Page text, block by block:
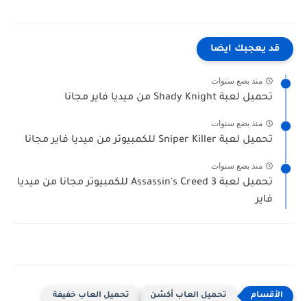
قد يعجبك ايضا
منذ بضع سنوات
تحميل لعبة Shady Knight من ميديا فاير مجانا
منذ بضع سنوات
تحميل لعبة Sniper Killer للكمبيوتر من ميديا فاير مجانا
منذ بضع سنوات
تحميل لعبة Assassin's Creed 3 للكمبيوتر مجانا من ميديا
فاير
تحميل العاب أكشن تحميل العاب خفيفة